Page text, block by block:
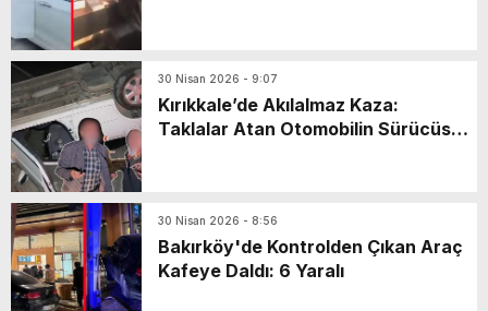
30 Nisan 2026 - 9:07
Kırıkkale’de Akılalmaz Kaza:
Taklalar Atan Otomobilin Sürücüsü
30 Nisan 2026 - 8:56
Bakırköy'de Kontrolden Çıkan Araç
Kafeye Daldı: 6 Yaralı